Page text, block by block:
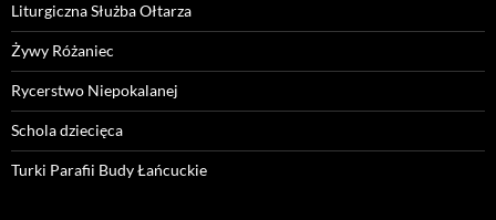
Liturgiczna Służba Ołtarza
Żywy Różaniec
Rycerstwo Niepokalanej
Schola dziecięca
Turki Parafii Budy Łańcuckie